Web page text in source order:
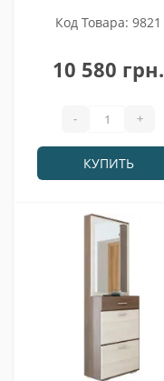
Код Товара: 9821
10 580 грн.
- +
КУПИТЬ